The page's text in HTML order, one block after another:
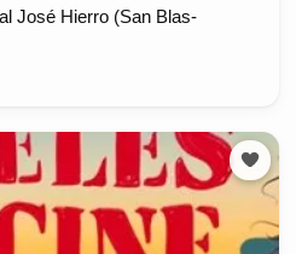
José Hierro (San Blas-